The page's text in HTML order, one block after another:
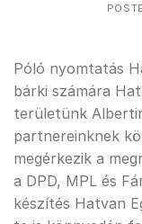
Póló nyomtatás
bárki számára
területünk
partnereinknek
megérkezik a
a DPD, MPL és
készítés Hatvan